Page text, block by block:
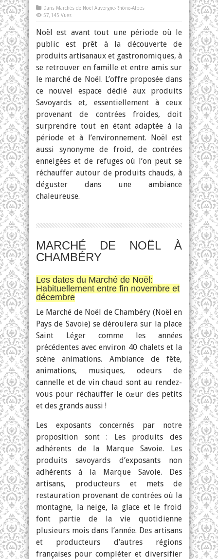
Dans Marchés de Noël Auvergne-Rhône-Alpes
57,145 Vues
Noël est avant tout une période où le
public est prêt à la découverte de
produits artisanaux et gastronomiques, à
se retrouver en famille et entre amis sur
le marché de Noël. L’offre proposée dans
ce nouvel espace dédié aux produits
Savoyards et, essentiellement à ceux
provenant de contrées froides, doit
surprendre tout en étant adaptée à la
période et à l’environnement. Noël est
aussi synonyme de froid, de contrées
enneigées et de refuges où l’on peut se
réchauffer autour de produits chauds, à
déguster dans une ambiance
chaleureuse.
MARCHÉ DE NOËL À
CHAMBÉRY
Les dates du Marché de Noël:
Habituellement entre fin novembre et
décembre
Le Marché de Noël de Chambéry (Noël en
Pays de Savoie) se déroulera sur la place
Saint Léger comme les années
précédentes avec environ 40 chalets et la
scène animations. Ambiance de fête,
animations, musiques, odeurs de
cannelle et de vin chaud sont au rendez-
vous pour réchauffer le cœur des petits
et des grands aussi !
Les exposants concernés par notre
proposition sont : Les produits des
adhérents de la Marque Savoie. Les
produits savoyards d’exposants non
adhérents à la Marque Savoie. Des
artisans, producteurs et mets de
restauration provenant de contrées où la
montagne, la neige, la glace et le froid
font partie de la vie quotidienne
plusieurs mois dans l’année. Des artisans
et producteurs d’autres régions
françaises pour compléter et diversifier